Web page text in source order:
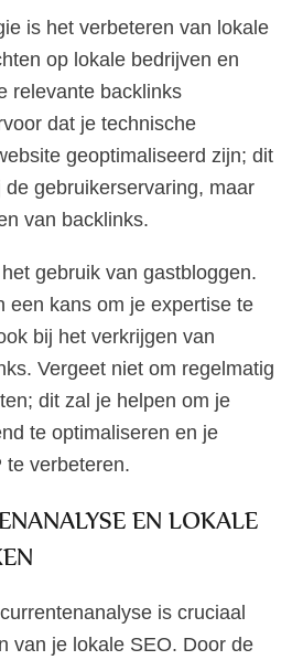
is het verbeteren van lokale
op lokale bedrijven en
relevante backlinks
dat je technische
geoptimaliseerd zijn; dit
de gebruikerservaring, maar
van backlinks.
gebruik van gastbloggen.
een kans om je expertise te
bij het verkrijgen van
Vergeet niet om regelmatig
dit zal je helpen om je
te optimaliseren en je
te verbeteren.
EN LOKALE
is cruciaal
van je lokale SEO. Door de